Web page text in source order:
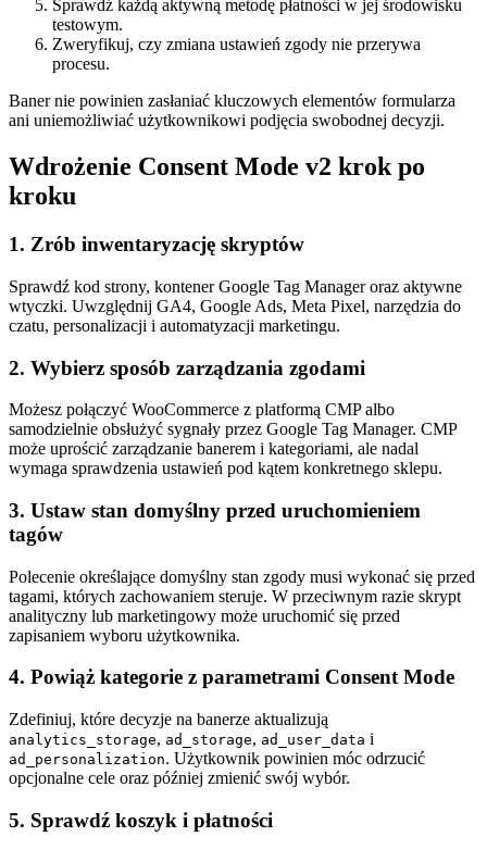
Sprawdź każdą aktywną metodę płatności w jej środowisku
testowym.
Zweryfikuj, czy zmiana ustawień zgody nie przerywa
procesu.
Baner nie powinien zasłaniać kluczowych elementów formularza
ani uniemożliwiać użytkownikowi podjęcia swobodnej decyzji.
Wdrożenie Consent Mode v2 krok po
kroku
1. Zrób inwentaryzację skryptów
Sprawdź kod strony, kontener Google Tag Manager oraz aktywne
wtyczki. Uwzględnij GA4, Google Ads, Meta Pixel, narzędzia do
czatu, personalizacji i automatyzacji marketingu.
2. Wybierz sposób zarządzania zgodami
Możesz połączyć WooCommerce z platformą CMP albo
samodzielnie obsłużyć sygnały przez Google Tag Manager. CMP
może uprościć zarządzanie banerem i kategoriami, ale nadal
wymaga sprawdzenia ustawień pod kątem konkretnego sklepu.
3. Ustaw stan domyślny przed uruchomieniem
tagów
Polecenie określające domyślny stan zgody musi wykonać się przed
tagami, których zachowaniem steruje. W przeciwnym razie skrypt
analityczny lub marketingowy może uruchomić się przed
zapisaniem wyboru użytkownika.
4. Powiąż kategorie z parametrami Consent Mode
Zdefiniuj, które decyzje na banerze aktualizują
analytics_storage, ad_storage, ad_user_data i
ad_personalization. Użytkownik powinien móc odrzucić
opcjonalne cele oraz później zmienić swój wybór.
5. Sprawdź koszyk i płatności